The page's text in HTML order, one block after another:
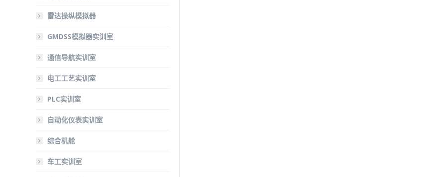
雷达操纵模拟器
GMDSS模拟器实训室
通信导航实训室
电工工艺实训室
PLC实训室
自动化仪表实训室
综合机舱
车工实训室